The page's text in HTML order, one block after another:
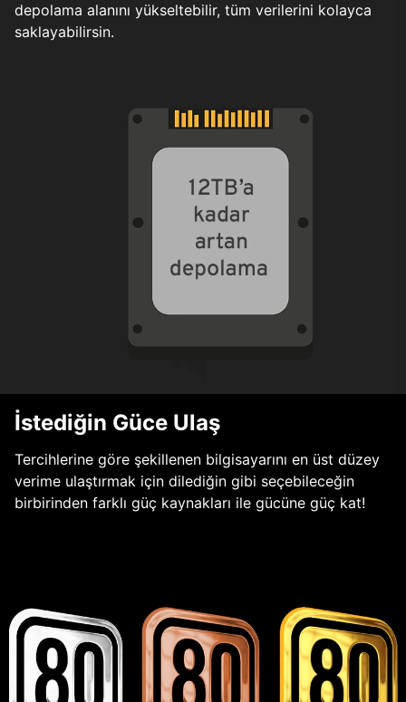
depolama alanını yükseltebilir, tüm verilerini kolayca
saklayabilirsin.
İstediğin Güce Ulaş
Tercihlerine göre şekillenen bilgisayarını en üst düzey
verime ulaştırmak için dilediğin gibi seçebileceğin
birbirinden farklı güç kaynakları ile gücüne güç kat!